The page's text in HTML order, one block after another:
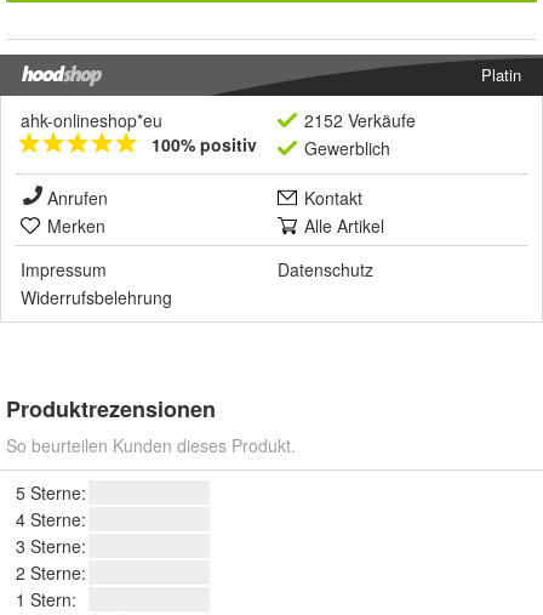
Platin
ahk-onlineshop*eu
100% positiv
2152 Verkäufe
Gewerblich
Anrufen
Kontakt
Merken
Alle Artikel
Impressum
Datenschutz
Widerrufsbelehrung
Produktrezensionen
So beurteilen Kunden dieses Produkt.
5 Sterne:
4 Sterne:
3 Sterne:
2 Sterne:
1 Stern: